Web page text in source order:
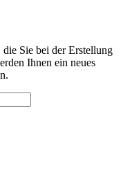
Sie bei der Erstellung
Ihnen ein neues